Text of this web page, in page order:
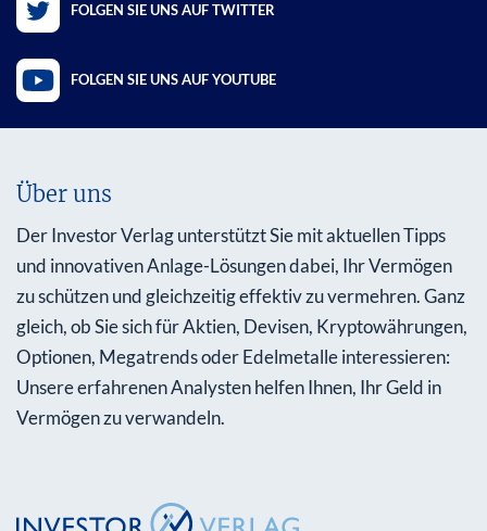
FOLGEN SIE UNS AUF TWITTER
FOLGEN SIE UNS AUF YOUTUBE
Über uns
Der Investor Verlag unterstützt Sie mit aktuellen Tipps
und innovativen Anlage-Lösungen dabei, Ihr Vermögen
zu schützen und gleichzeitig effektiv zu vermehren. Ganz
gleich, ob Sie sich für Aktien, Devisen, Kryptowährungen,
Optionen, Megatrends oder Edelmetalle interessieren:
Unsere erfahrenen Analysten helfen Ihnen, Ihr Geld in
Vermögen zu verwandeln.